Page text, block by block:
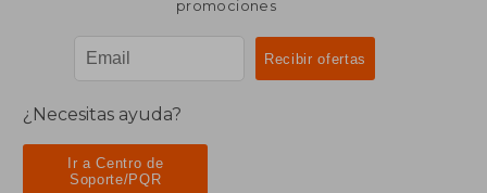
promociones
¿Necesitas ayuda?
Ir a Centro de
Soporte/PQR